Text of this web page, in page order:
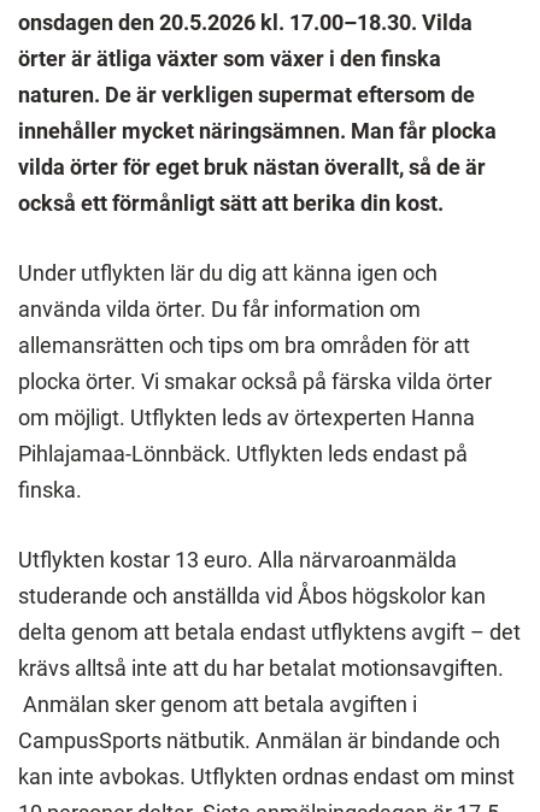
onsdagen den 20.5.2026 kl. 17.00–18.30. Vilda
örter är ätliga växter som växer i den finska
naturen. De är verkligen supermat eftersom de
innehåller mycket näringsämnen. Man får plocka
vilda örter för eget bruk nästan överallt, så de är
också ett förmånligt sätt att berika din kost.
Under utflykten lär du dig att känna igen och
använda vilda örter. Du får information om
allemansrätten och tips om bra områden för att
plocka örter. Vi smakar också på färska vilda örter
om möjligt. Utflykten leds av örtexperten Hanna
Pihlajamaa-Lönnbäck. Utflykten leds endast på
finska.
Utflykten kostar 13 euro. Alla närvaroanmälda
studerande och anställda vid Åbos högskolor kan
delta genom att betala endast utflyktens avgift – det
krävs alltså inte att du har betalat motionsavgiften.
Anmälan sker genom att betala avgiften i
CampusSports nätbutik. Anmälan är bindande och
kan inte avbokas. Utflykten ordnas endast om minst